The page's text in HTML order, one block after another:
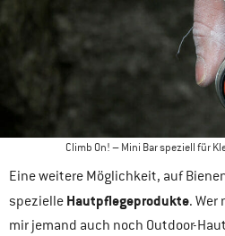
Climb On! – Mini Bar speziell für
Eine weitere Möglichkeit, auf
spezielle Hautpflegeprodukte.
mir jemand auch noch Outdoor-